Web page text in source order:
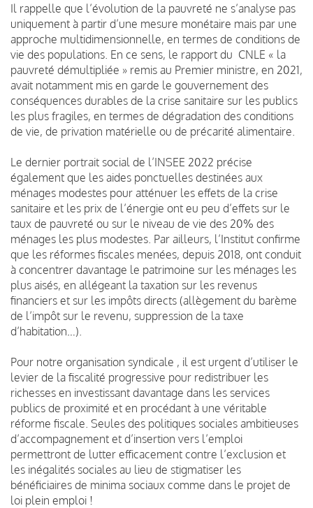
Il rappelle que l’évolution de la pauvreté ne s’analyse pas
uniquement à partir d’une mesure monétaire mais par une
approche multidimensionnelle, en termes de conditions de
vie des populations. En ce sens, le rapport du CNLE « la
pauvreté démultipliée » remis au Premier ministre, en 2021,
avait notamment mis en garde le gouvernement des
conséquences durables de la crise sanitaire sur les publics
les plus fragiles, en termes de dégradation des conditions
de vie, de privation matérielle ou de précarité alimentaire.
Le dernier portrait social de l’INSEE 2022 précise
également que les aides ponctuelles destinées aux
ménages modestes pour atténuer les effets de la crise
sanitaire et les prix de l’énergie ont eu peu d’effets sur le
taux de pauvreté ou sur le niveau de vie des 20% des
ménages les plus modestes. Par ailleurs, l’Institut confirme
que les réformes fiscales menées, depuis 2018, ont conduit
à concentrer davantage le patrimoine sur les ménages les
plus aisés, en allégeant la taxation sur les revenus
financiers et sur les impôts directs (allègement du barème
de l’impôt sur le revenu, suppression de la taxe
d’habitation…).
Pour notre organisation syndicale , il est urgent d’utiliser le
levier de la fiscalité progressive pour redistribuer les
richesses en investissant davantage dans les services
publics de proximité et en procédant à une véritable
réforme fiscale. Seules des politiques sociales ambitieuses
d’accompagnement et d’insertion vers l’emploi
permettront de lutter efficacement contre l’exclusion et
les inégalités sociales au lieu de stigmatiser les
bénéficiaires de minima sociaux comme dans le projet de
loi plein emploi !